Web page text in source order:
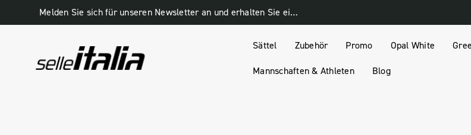
Melden Sie sich für unseren Newsletter an und erhalten Sie einen 10% Rabatt-Gutschein
Sättel Zubehör Promo Opal White
Mannschaften & Athleten Blog